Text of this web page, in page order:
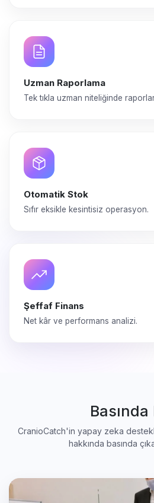
Uzman Raporlama
Tek tıkla uzman niteliğinde
Otomatik Stok
Sıfır eksikle kesintisiz operasyon.
Şeffaf Finans
Net kâr ve performans analizi.
Basında
CranioCatch'in yapay zeka
hakkında basında